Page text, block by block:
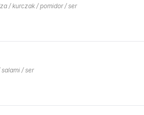
/ kurczak / pomidor / ser
/ ser